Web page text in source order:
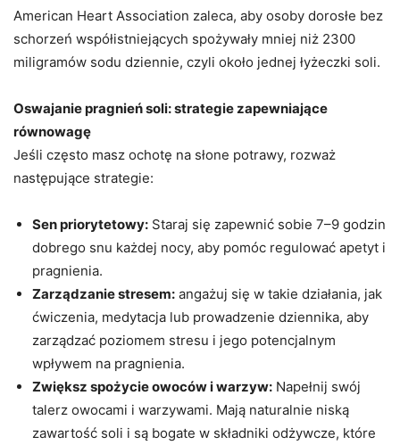
American Heart Association zaleca, aby osoby dorosłe bez
schorzeń współistniejących spożywały mniej niż 2300
miligramów sodu dziennie, czyli około jednej łyżeczki soli.
Oswajanie pragnień soli: strategie zapewniające
równowagę
Jeśli często masz ochotę na słone potrawy, rozważ
następujące strategie:
Sen priorytetowy: Staraj się zapewnić sobie 7–9 godzin
dobrego snu każdej nocy, aby pomóc regulować apetyt i
pragnienia.
Zarządzanie stresem: angażuj się w takie działania, jak
ćwiczenia, medytacja lub prowadzenie dziennika, aby
zarządzać poziomem stresu i jego potencjalnym
wpływem na pragnienia.
Zwiększ spożycie owoców i warzyw: Napełnij swój
talerz owocami i warzywami. Mają naturalnie niską
zawartość soli i są bogate w składniki odżywcze, które